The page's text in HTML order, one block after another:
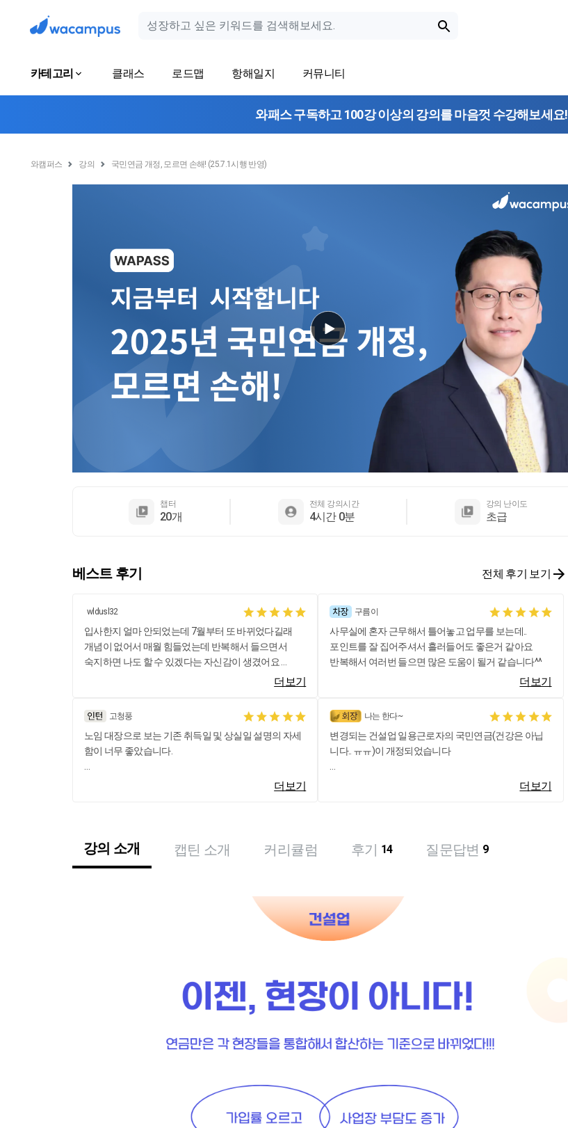
카테고리 클래스 로드맵 항해일지 커뮤니티
와패스 구독하고 100강 이상의 강의를 마음껏 수강해보세요!
와캠퍼스 강의 국민연금 개정, 모르면 손해! (25.7.1시행 반영)
챕터
20개
전체 강의시간
4시간 0분
강의 난이도
초급
베스트 후기 전체 후기 보기
wldusl32
입사한지 얼마 안되었는데 7월부터 또 바뀌었다길래
개념이 없어서 매월 힘들었는데 반복해서 들으면서
숙지하면 나도 할 수 있겠다는 자신감이 생겼어요
노무비대장이랑 비교해서 설명해주셔서 귀에 쏙쏙더보기
구름이
사무실에 혼자 근무해서 틀어놓고 업무를 보는데..
포인트를 잘 집어주셔서 흘러들어도 좋은거 같아요
반복해서 여러번 들으면 많은 도움이 될거 같습니다^^
더보기
고청풍
노임 대장으로 보는 기존 취득일 및 상실일 설명의 자세
함이 너무 좋았습니다.
건강(8일 이상 기산일)과 연금(220만원 이상) 신고시 월
2025년 7월 1일 부터 바뀐 건설업 일용근로자의 국민연
무하시는 경영 & 관리 분들은 꼭 들어야 하는 명강의 입
더보기
나는 한다~
변경되는 건설업 일용근로자의 국민연금(건강은 아닙
니다.. ㅠㅠ)이 개정되었습니다
우선 강의 듣으시는데 팁을 드립니다.(저의 개인적인 하
된 연금의 기준을 비교해서 강의 들으시면 좋습니다.
강의해주셔서 현장에서 수업을 듣는 착각이 생깁니다.
ㄴ 연금의 일용근로자확인대상 건강보험의 지도점검에
대한 정보를 안내해주십니다.
달인이 되어 보세요!
강추드립니다^^
더보기
강의 소개 캡틴 소개 커리큘럼 후기 14 질문답변 9